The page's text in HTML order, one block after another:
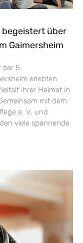
begeistert über
Gaimersheim
der 5.
erlebten
ihrer Heimat in
mit dem
e. V. und
viele spannende